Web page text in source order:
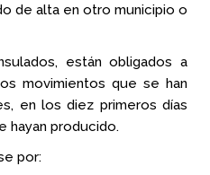
de alta en otro municipio o
están obligados a
movimientos que se han
en los diez primeros días
hayan producido.
por: